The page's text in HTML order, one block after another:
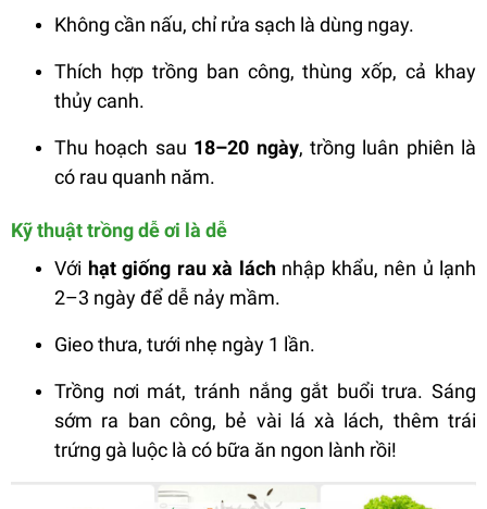
Không cần nấu, chỉ rửa sạch là dùng ngay.
Thích hợp trồng ban công, thùng xốp, cả khay
thủy canh.
Thu hoạch sau 18–20 ngày, trồng luân phiên là
có rau quanh năm.
Kỹ thuật trồng dễ ơi là dễ
Với hạt giống rau xà láchnhập khẩu, nên ủ lạnh
2–3 ngày để dễ nảy mầm.
Gieo thưa, tưới nhẹ ngày 1 lần.
Trồng nơi mát, tránh nắng gắt buổi trưa. Sáng
sớm ra ban công, bẻ vài lá xà lách, thêm trái
trứng gà luộc là có bữa ăn ngon lành rồi!